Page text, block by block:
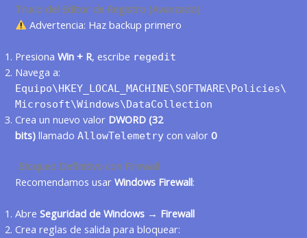
Truco del Editor de Registro (Avanzado)
Advertencia: Haz backup primero
PresionaWin + R, escribe regedit
Navega a:
Equipo\HKEY_LOCAL_MACHINE\SOFTWARE\Policies\
Microsoft\Windows\DataCollection
Crea un nuevo valor DWORD (32
bits) llamadoAllowTelemetry con valor0
Bloqueo Definitivo con Firewall
Recomendamos usarWindows Firewall:
AbreSeguridad de Windows → Firewall
Crea reglas de salida para bloquear: